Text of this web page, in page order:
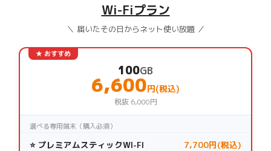
Wi-Fiプラン
＼ 届いたその日からネット使い放題 ／
★ おすすめ
100GB
6,600円(税込)
税抜 6,000円
選べる専用端末（購入必須）
⭐ プレミアムスティックWI-FI 7,700円(税込)